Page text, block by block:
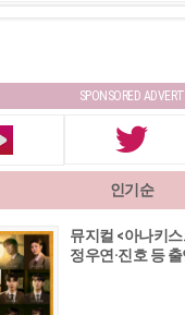
SPONSORED ADVERT
인기순
뮤지컬 <아나키
정우연·진호 등 출